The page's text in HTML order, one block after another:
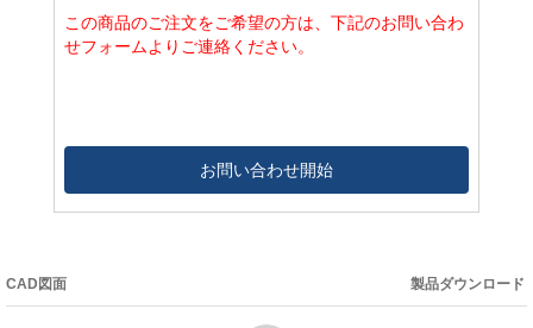
この商品のご注文をご希望の方は、下記のお問い合わ
せフォームよりご連絡ください。
お問い合わせ開始
CAD図面 製品ダウンロード